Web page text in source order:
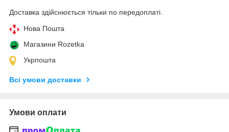
Доставка здійснюється тільки по передоплаті.
Нова Пошта
Магазини Rozetka
Укрпошта
Всі умови доставки
Умови оплати